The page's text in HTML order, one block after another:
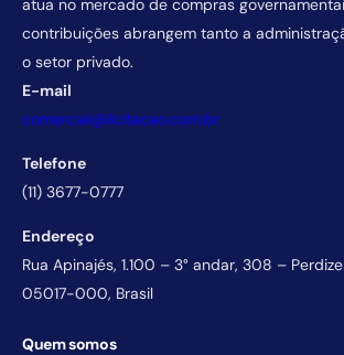
atua no mercado de compras
contribuições abrangem tanto a
o setor privado.
E-mail
comercial@licitacao.com.br
Telefone
(11) 3677-0777
Endereço
Rua Apinajés, 1.100 – 3° andar, 308 –
05017-000, Brasil
Quem somos